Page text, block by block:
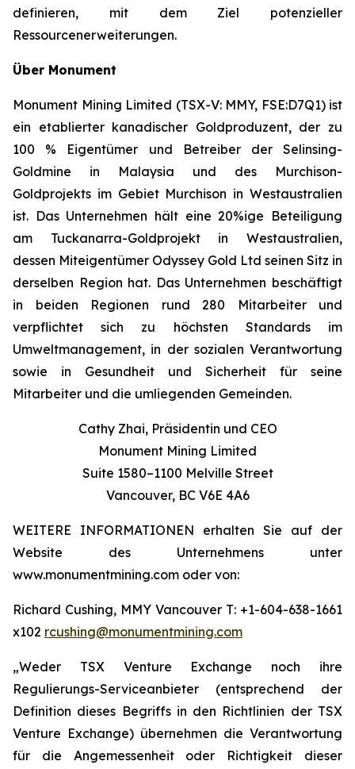
definieren, mit dem Ziel potenzieller
Ressourcenerweiterungen.
Über Monument
Monument Mining Limited (TSX-V: MMY, FSE:D7Q1) ist
ein etablierter kanadischer Goldproduzent, der zu
100 % Eigentümer und Betreiber der Selinsing-
Goldmine in Malaysia und des Murchison-
Goldprojekts im Gebiet Murchison in Westaustralien
ist. Das Unternehmen hält eine 20%ige Beteiligung
am Tuckanarra-Goldprojekt in Westaustralien,
dessen Miteigentümer Odyssey Gold Ltd seinen Sitz in
derselben Region hat. Das Unternehmen beschäftigt
in beiden Regionen rund 280 Mitarbeiter und
verpflichtet sich zu höchsten Standards im
Umweltmanagement, in der sozialen Verantwortung
sowie in Gesundheit und Sicherheit für seine
Mitarbeiter und die umliegenden Gemeinden.
Cathy Zhai, Präsidentin und CEO
Monument Mining Limited
Suite 1580–1100 Melville Street
Vancouver, BC V6E 4A6
WEITERE INFORMATIONEN erhalten Sie auf der
Website des Unternehmens unter
www.monumentmining.com oder von:
Richard Cushing, MMY Vancouver T: +1-604-638-1661
x102 rcushing@monumentmining.com
„Weder TSX Venture Exchange noch ihre
Regulierungs-Serviceanbieter (entsprechend der
Definition dieses Begriffs in den Richtlinien der TSX
Venture Exchange) übernehmen die Verantwortung
für die Angemessenheit oder Richtigkeit dieser